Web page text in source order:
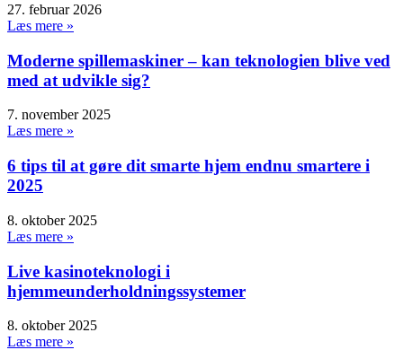
27. februar 2026
Læs mere »
Moderne spillemaskiner – kan teknologien blive ved
med at udvikle sig?
7. november 2025
Læs mere »
6 tips til at gøre dit smarte hjem endnu smartere i
2025
8. oktober 2025
Læs mere »
Live kasinoteknologi i
hjemmeunderholdningssystemer
8. oktober 2025
Læs mere »